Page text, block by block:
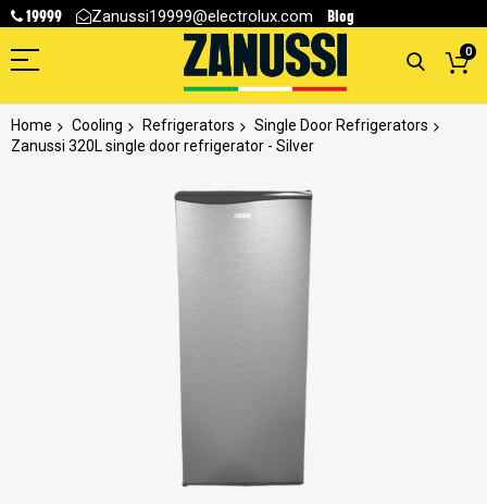
19999 Zanussi19999@electrolux.com Blog
0
Home Cooling Refrigerators
Single Door Refrigerators
Zanussi 320L single door refrigerator - Silver